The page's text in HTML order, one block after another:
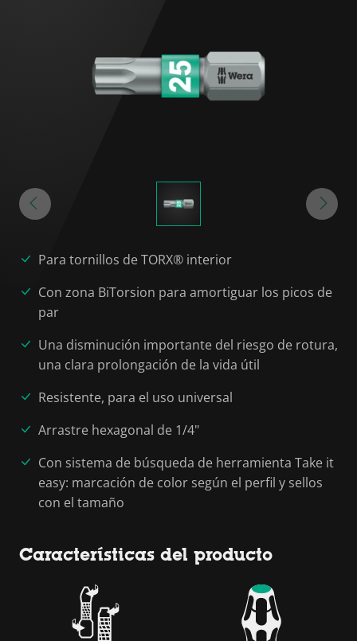
Para tornillos de TORX® interior
Con zona BiTorsion para amortiguar los picos de
par
Una disminución importante del riesgo de rotura,
una clara prolongación de la vida útil
Resistente, para el uso universal
Arrastre hexagonal de 1/4"
Con sistema de búsqueda de herramienta Take it
easy: marcación de color según el perfil y sellos
con el tamaño
Características del producto